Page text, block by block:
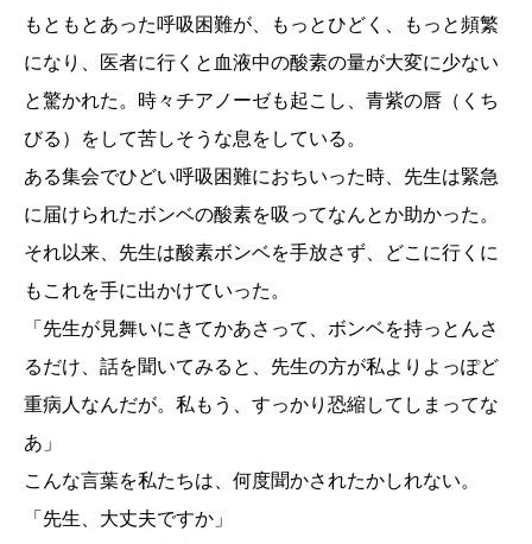
もともとあった呼吸困難が、もっとひどく、もっと頻繁
になり、医者に行くと血液中の酸素の量が大変に少ない
と驚かれた。時々チアノーゼも起こし、青紫の唇（くち
びる）をして苦しそうな息をしている。
ある集会でひどい呼吸困難におちいった時、先生は緊急
に届けられたボンベの酸素を吸ってなんとか助かった。
それ以来、先生は酸素ボンベを手放さず、どこに行くに
もこれを手に出かけていった。
「先生が見舞いにきてかあさって、ボンベを持っとんさ
るだけ、話を聞いてみると、先生の方が私よりよっぽど
重病人なんだが。私もう、すっかり恐縮してしまってな
あ」
こんな言葉を私たちは、何度聞かされたかしれない。
「先生、大丈夫ですか」